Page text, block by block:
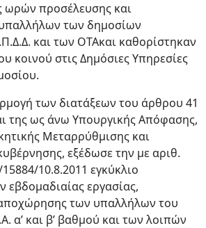
ωρών προσέλευσης και
των δημοσίων
και των ΟΤΑκαι καθορίστηκαν
κοινού στις Δημόσιες Υπηρεσίες
των διατάξεων του άρθρου 41
της ως άνω Υπουργικής Απόφασης,
Μεταρρύθμισης και
εξέδωσε την με αριθ.
10.8.2011 εγκύκλιο
εργασίας,
των υπαλλήλων του
α’ και β’ βαθμού και των λοιπών